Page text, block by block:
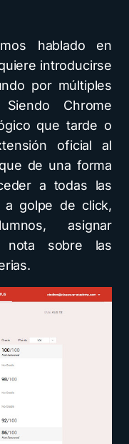
hablado en
introducirse
por múltiples
Chrome
que tarde o
oficial al
de una forma
a todas las
a golpe de click,
asignar
nota sobre las